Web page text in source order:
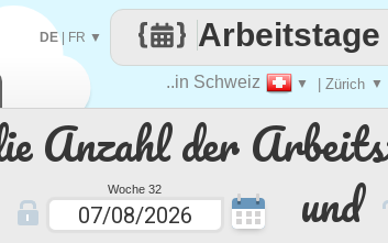
Anzahl der
Woche 32 und
..in Schweiz ▼ | Zürich ▼
Arbeitstage
DE| FR ▼